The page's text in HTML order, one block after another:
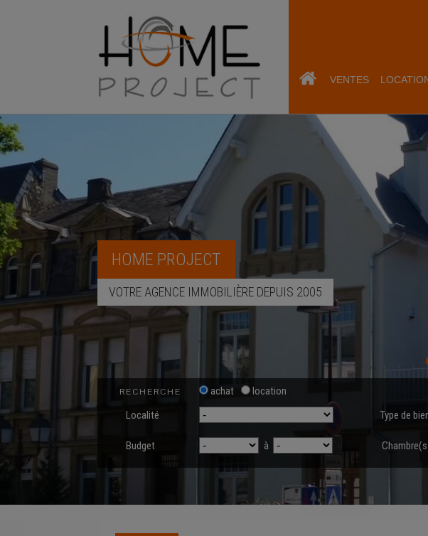
VENTES
HOME PROJECT
VOTRE AGENCE IMMOBILIÈRE DEPUIS 2005
RECHERCHE achat
location
Localité
Type de
Budget à